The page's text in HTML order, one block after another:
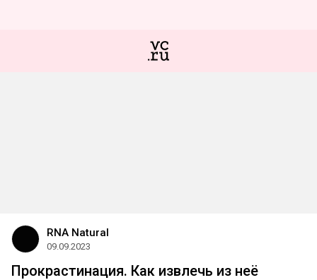
RNA Natural
09.09.2023
Прокрастинация. Как извлечь из неё